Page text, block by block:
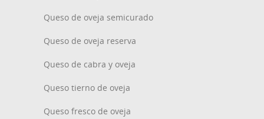
Queso de oveja semicurado
Queso de oveja reserva
Queso de cabra y oveja
Queso tierno de oveja
Queso fresco de oveja